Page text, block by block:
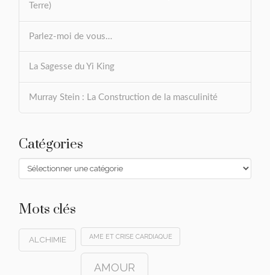
Terre)
Parlez-moi de vous…
La Sagesse du Yi King
Murray Stein : La Construction de la masculinité
Catégories
Catégories
Mots clés
ALCHIMIE AME ET CRISE CARDIAQUE
AMOUR